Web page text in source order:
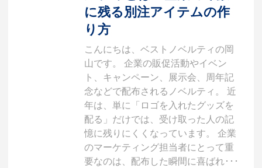
に残る別注アイテムの作
り方
こんにちは、ベストノベルティの岡
山です。 企業の販促活動やイベン
ト、キャンペーン、展示会、周年記
念などで配布されるノベルティ。 近
年は、単に「ロゴを入れたグッズを
配る」だけでは、受け取った人の記
憶に残りにくくなっています。 企業
のマーケティング担当者にとって重
要なのは、配布した瞬間に喜ばれ･･･